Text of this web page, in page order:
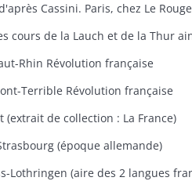
Cassini. Paris, chez Le Rouge
Rhin Révolution française
Terrible Révolution française
de collection : La France)
(époque allemande)